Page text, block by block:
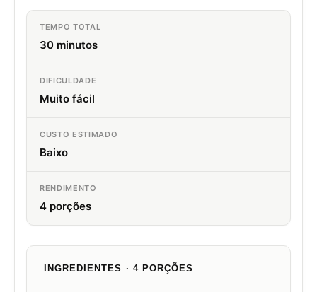
TEMPO TOTAL
30 minutos
DIFICULDADE
Muito fácil
CUSTO ESTIMADO
Baixo
RENDIMENTO
4 porções
INGREDIENTES · 4 PORÇÕES